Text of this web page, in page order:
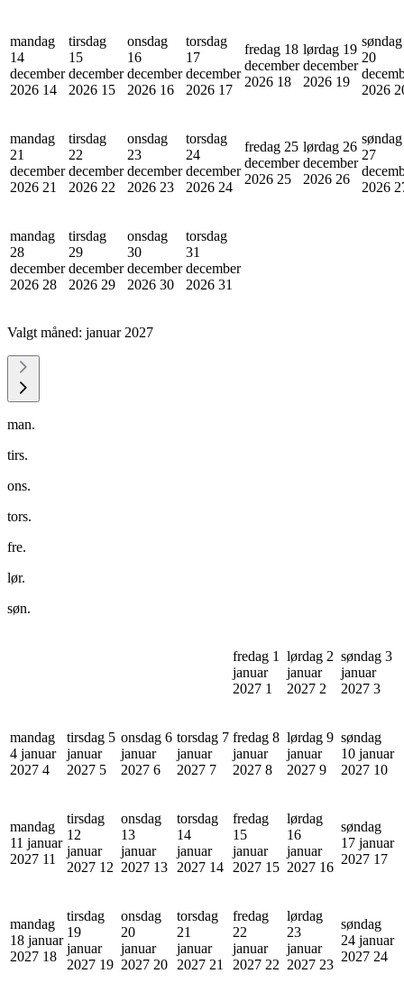
mandag
14
december
2026 14
tirsdag
15
december
2026 15
onsdag
16
december
2026 16
torsdag
17
december
2026 17
fredag 18
december
2026 18
lørdag 19
december
2026 19
søndag
20
2026
mandag
21
december
2026 21
tirsdag
22
december
2026 22
onsdag
23
december
2026 23
torsdag
24
december
2026 24
fredag 25
december
2026 25
lørdag 26
december
2026 26
søndag
27
2026
mandag
28
december
2026 28
tirsdag
29
december
2026 29
onsdag
30
december
2026 30
torsdag
31
december
2026 31
Valgt måned: januar 2027
man.
tirs.
ons.
tors.
fre.
lør.
søn.
fredag 1
januar
2027 1
lørdag 2
januar
2027 2
søndag 3
januar
2027 3
mandag
4 januar
2027 4
tirsdag 5
januar
2027 5
onsdag 6
januar
2027 6
torsdag 7
januar
2027 7
fredag 8
januar
2027 8
lørdag 9
januar
2027 9
søndag
10 januar
2027 10
mandag
11 januar
2027 11
tirsdag
12
januar
2027 12
onsdag
13
januar
2027 13
torsdag
14
januar
2027 14
fredag
15
januar
2027 15
lørdag
16
januar
2027 16
søndag
17 januar
2027 17
mandag
18 januar
2027 18
tirsdag
19
januar
2027 19
onsdag
20
januar
2027 20
torsdag
21
januar
2027 21
fredag
22
januar
2027 22
lørdag
23
januar
2027 23
søndag
24 januar
2027 24